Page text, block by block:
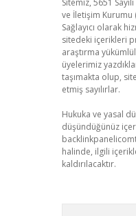
Sitemiz, 5651
ve İletişim Kurumu
Sağlayıcı olarak
sitedeki içerikleri
araştırma
üyelerimiz
taşımakta olup,
etmiş sayılırlar.
Hukuka ve yasal
düşündüğünüz
halinde, ilgili
kaldırılacaktır.